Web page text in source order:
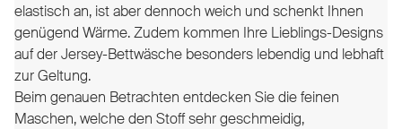
elastisch an, ist aber dennoch weich und schenkt Ihnen
genügend Wärme. Zudem kommen Ihre Lieblings-Designs
auf der Jersey-Bettwäsche besonders lebendig und lebhaft
zur Geltung.
Beim genauen Betrachten entdecken Sie die feinen
Maschen, welche den Stoff sehr geschmeidig,